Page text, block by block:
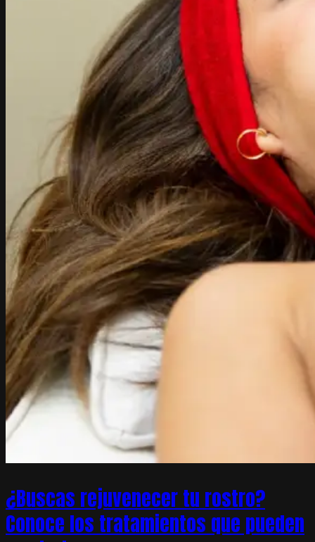
¿Buscas rejuvenecer tu rostro?
Conoce los tratamientos que pueden